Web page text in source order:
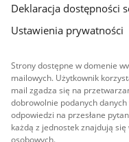
Deklaracja dostępności
Ustawienia prywatności
Strony dostępne w domenie
mailowych. Użytkownik
mail zgadza się na
dobrowolnie podanych
odpowiedzi na przesłane
każdą z jednostek znajdują